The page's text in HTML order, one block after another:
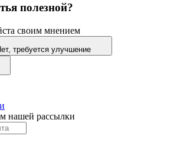
полезной?
своим мнением
требуется улучшение
нашей рассылки